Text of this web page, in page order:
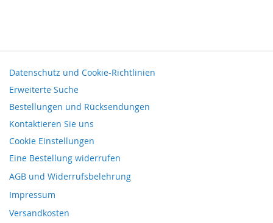
Datenschutz und Cookie-Richtlinien
Erweiterte Suche
Bestellungen und Rücksendungen
Kontaktieren Sie uns
Cookie Einstellungen
Eine Bestellung widerrufen
AGB und Widerrufsbelehrung
Impressum
Versandkosten